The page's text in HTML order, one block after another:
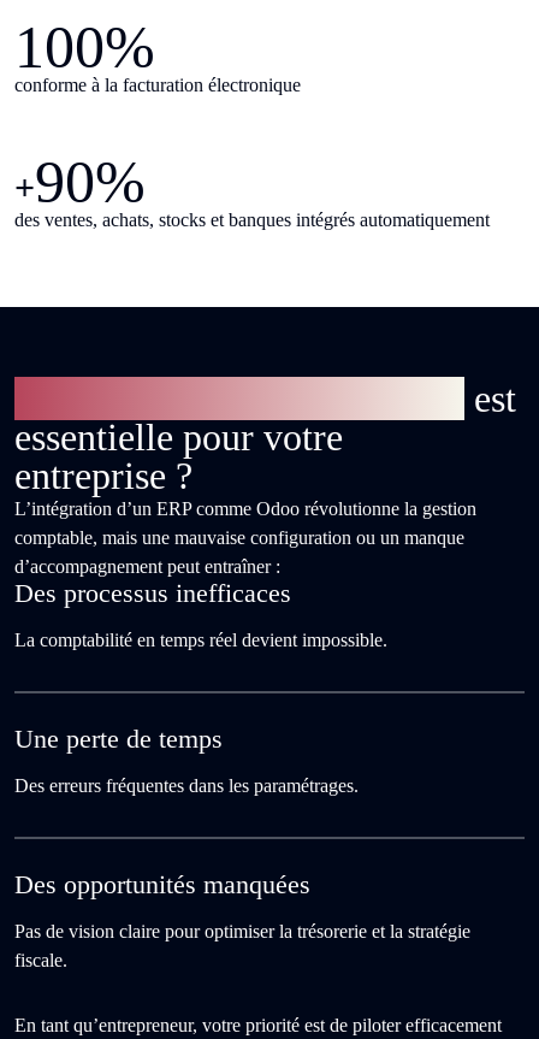
100%
conforme à la facturation électronique
+90%
des ventes, achats, stocks et banques intégrés automatiquement
est
essentielle pour votre
entreprise ?
L’intégration d’un ERP comme Odoo révolutionne la gestion
comptable, mais une mauvaise configuration ou un manque
d’accompagnement peut entraîner :
Des processus inefficaces
La comptabilité en temps réel devient impossible.
Une perte de temps
Des erreurs fréquentes dans les paramétrages.
Des opportunités manquées
Pas de vision claire pour optimiser la trésorerie et la stratégie
fiscale.
En tant qu’entrepreneur, votre priorité est de piloter efficacement